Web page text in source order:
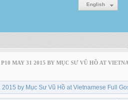
English
MAY 31 2015 BY MỤC SƯ VŨ HỒ AT
by Mục Sư Vũ Hồ at Vietnamese Full